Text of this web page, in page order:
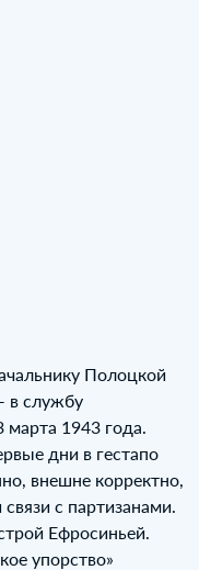
Полоцкой
в службу
марта 1943 года.
дни в гестапо
внешне корректно,
с партизанами.
Ефросиньей.
упорство»